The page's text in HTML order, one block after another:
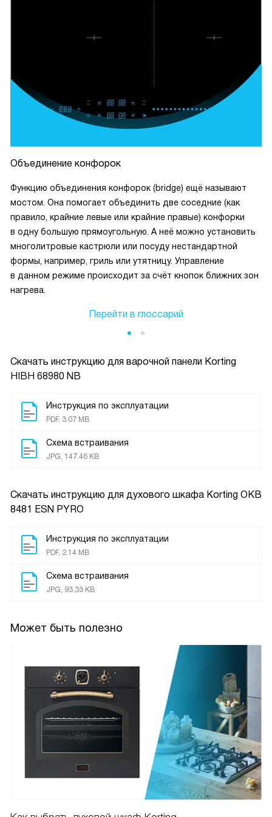
Скачать инструкцию для варочной панели Korting
HIBH 68980 NB
Инструкция по эксплуатации
PDF, 3.07 MB
Схема встраивания
JPG, 147.46 KB
Скачать инструкцию для духового шкафа Korting OKB
8481 ESN PYRO
Инструкция по эксплуатации
PDF, 2.14 MB
Схема встраивания
JPG, 93.33 KB
Может быть полезно
Объединение конфорок
Функцию объединения конфорок (bridge) ещё называют
мостом. Она помогает объединить две соседние (как
правило, крайние левые или крайние правые) конфорки
в одну большую прямоугольную. А неё можно установить
многолитровые кастрюли или посуду нестандартной
формы, например, гриль или утятницу. Управление
в данном режиме происходит за счёт кнопок ближних зон
нагрева.
Перейти в глоссарий